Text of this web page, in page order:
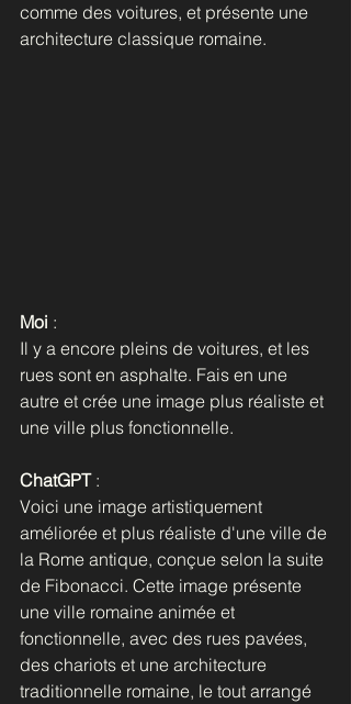
comme des voitures, et présente une
architecture classique romaine.
Moi :
Il y a encore pleins de voitures, et les
rues sont en asphalte. Fais en une
autre et crée une image plus réaliste et
une ville plus fonctionnelle.
ChatGPT :
Voici une image artistiquement
améliorée et plus réaliste d'une ville de
la Rome antique, conçue selon la suite
de Fibonacci. Cette image présente
une ville romaine animée et
fonctionnelle, avec des rues pavées,
des chariots et une architecture
traditionnelle romaine, le tout arrangé